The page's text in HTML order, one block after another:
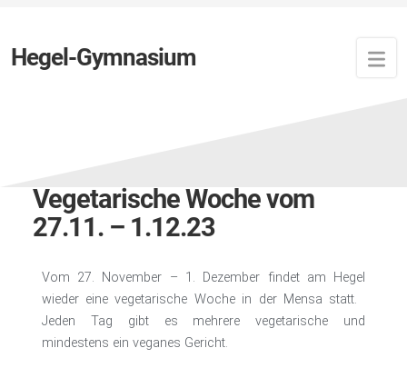
Hegel-Gymnasium
Vegetarische Woche vom
27.11. – 1.12.23
Vom 27. November – 1. Dezember findet am Hegel
wieder eine vegetarische Woche in der Mensa statt.
Jeden Tag gibt es mehrere vegetarische und
mindestens ein veganes Gericht.